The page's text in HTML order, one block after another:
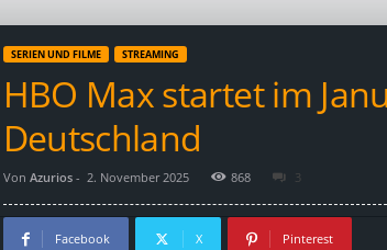
e
E
i
n
SERIEN UND FILME STREAMING
HBO Max startet im
Deutschland
Von Azurios- 2. November 2025 868 3
Facebook X Pinterest